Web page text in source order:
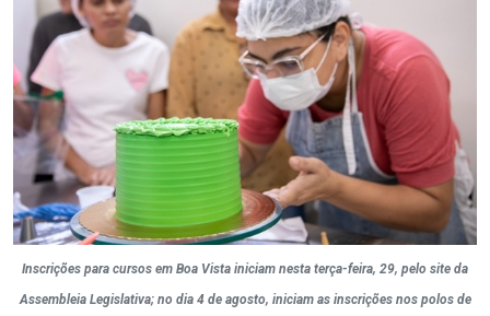
Inscrições para cursos em Boa Vista iniciam nesta terça-feira, 29, pelo site da
Assembleia Legislativa; no dia 4 de agosto, iniciam as inscrições nos polos de